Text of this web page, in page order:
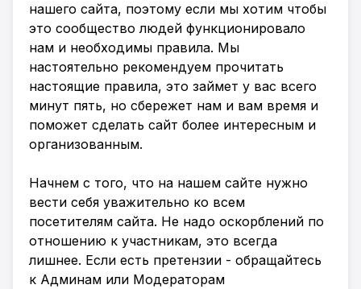
нашего сайта, поэтому если мы хотим чтобы
это сообщество людей функционировало
нам и необходимы правила. Мы
настоятельно рекомендуем прочитать
настоящие правила, это займет у вас всего
минут пять, но сбережет нам и вам время и
поможет сделать сайт более интересным и
организованным.
Начнем с того, что на нашем сайте нужно
вести себя уважительно ко всем
посетителям сайта. Не надо оскорблений по
отношению к участникам, это всегда
лишнее. Если есть претензии - обращайтесь
к Админам или Модераторам